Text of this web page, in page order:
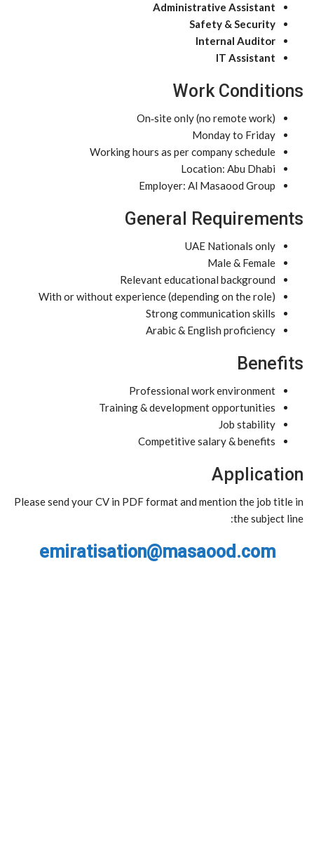
Administrative Assistant
Safety & Security
Internal Auditor
IT Assistant
Work Conditions
On‑site only (no remote work)
Monday to Friday
Working hours as per company schedule
Location: Abu Dhabi
Employer: Al Masaood Group
General Requirements
UAE Nationals only
Male & Female
Relevant educational background
With or without experience (depending on the role)
Strong communication skills
Arabic & English proficiency
Benefits
Professional work environment
Training & development opportunities
Job stability
Competitive salary & benefits
Application
Please send your CV in PDF format and mention the job title in
the subject line:
emiratisation@masaood.com